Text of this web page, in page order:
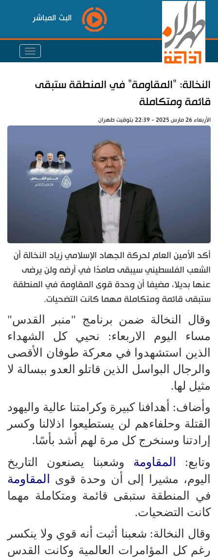
البث المباشر
النخالة: "المقاومة" في المنطقة ستبقى
قائمة ومتكاملة
الأربعاء 26 مارس 2025 - 22:39 بتوقيت طهران
أكد الأمين العام لحركة الجهاد الإسلامي زياد النخالة أن
الشعب الفلسطيني سيبقى صامدًا في أرضه ولن يرضى
عنها بديلا، مضيفا أن وحدة قوى المقاومة في المنطقة
ستبقى قائمة ومتكاملة مهما كانت التضحيات.
وقال النخالة ضمن برنامج "منبر القدس"
مساء اليوم الاربعاء: نحيي كل الشهداء
الذين استشهدوا في معركة طوفان الأقصى
والرجال البواسل الذين قاتلو العدو ببسالة لا
مثيل لها.
وأضاف: أهدافنا كبيرة وكرامتنا عالية واليهود
القتلة وحلفاءهم لن يستطيعوا اذلالنا وكسر
إرادتنا وسنخرج كل مرة لهم أشد بأسًا.
وتابع: المقاومة وشعبنا يصنعون التاريخ
اليوم، مشيرا إلى أن وحدة قوى المقاومة
في المنطقة ستبقى قائمة ومتكاملة مهما
كانت التضحيات.
وقال النخالة: شعبنا أثبت أنه قوي ولا ينكسر
رغم كل المؤامرات العالمية وكانت القدس